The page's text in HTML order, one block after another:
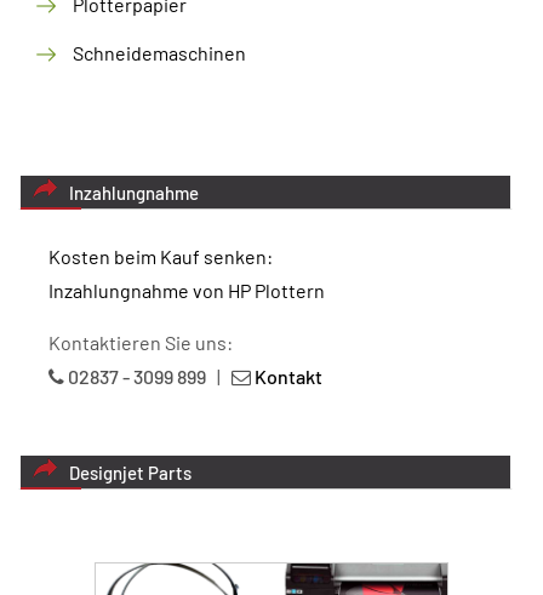
Schneidemaschinen
Inzahlungnahme
Kosten beim Kauf senken:
Inzahlungnahme von HP Plottern
Kontaktieren Sie uns:
02837 - 3099 899 | Kontakt
Designjet Parts